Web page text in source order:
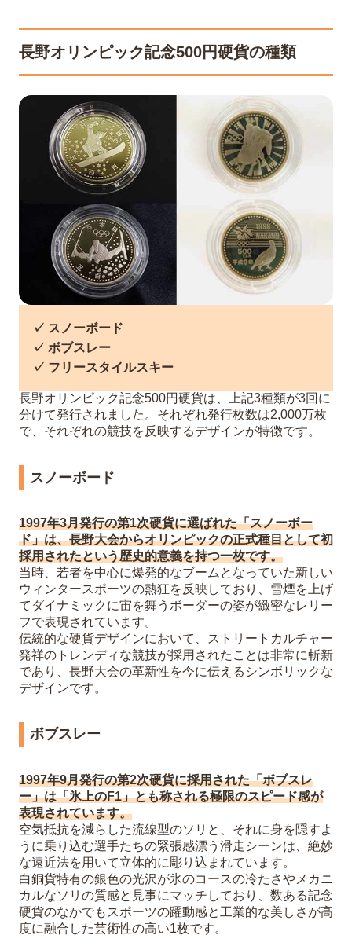
長野オリンピック記念500円硬貨の種類
✓ スノーボード
✓ ボブスレー
✓ フリースタイルスキー
長野オリンピック記念500円硬貨は、上記3種類が3回に
分けて発行されました。それぞれ発行枚数は2,000万枚
で、それぞれの競技を反映するデザインが特徴です。
スノーボード
1997年3月発行の第1次硬貨に選ばれた「スノーボー
ド」は、長野大会からオリンピックの正式種目として初
採用されたという歴史的意義を持つ一枚です。
当時、若者を中心に爆発的なブームとなっていた新しい
ウィンタースポーツの熱狂を反映しており、雪煙を上げ
てダイナミックに宙を舞うボーダーの姿が緻密なレリー
フで表現されています。
伝統的な硬貨デザインにおいて、ストリートカルチャー
発祥のトレンディな競技が採用されたことは非常に斬新
であり、長野大会の革新性を今に伝えるシンボリックな
デザインです。
ボブスレー
1997年9月発行の第2次硬貨に採用された「ボブスレ
ー」は「氷上のF1」とも称される極限のスピード感が
表現されています。
空気抵抗を減らした流線型のソリと、それに身を隠すよ
うに乗り込む選手たちの緊張感漂う滑走シーンは、絶妙
な遠近法を用いて立体的に彫り込まれています。
白銅貨特有の銀色の光沢が氷のコースの冷たさやメカニ
カルなソリの質感と見事にマッチしており、数ある記念
硬貨のなかでもスポーツの躍動感と工業的な美しさが高
度に融合した芸術性の高い1枚です。